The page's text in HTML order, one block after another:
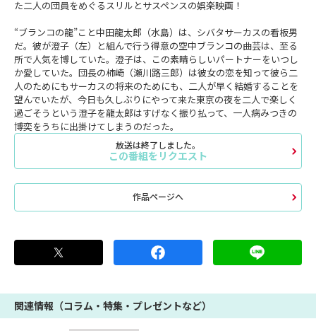
た二人の団員をめぐるスリルとサスペンスの娯楽映画！
“ブランコの龍”こと中田龍太郎（水島）は、シバタサーカスの看板男
だ。彼が澄子（左）と組んで行う得意の空中ブランコの曲芸は、至る
所で人気を博していた。澄子は、この素晴らしいパートナーをいつし
か愛していた。団長の柿崎（瀬川路三郎）は彼女の恋を知って彼ら二
人のためにもサーカスの将来のためにも、二人が早く結婚することを
望んでいたが、今日も久しぶりにやって来た東京の夜を二人で楽しく
過ごそうという澄子を龍太郎はすげなく振り払って、一人病みつきの
博奕をうちに出掛けてしまうのだった。
放送は終了しました。
この番組をリクエスト
作品ページへ
関連情報（コラム・特集・プレゼントなど）